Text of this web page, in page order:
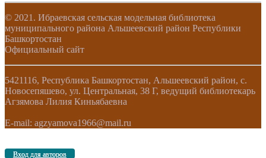
© 2021. Ибраевская сельская модельная библиотека
муниципального района Альшеевский район Республики
Башкортостан
Официальный сайт
5421116, Республика Башкортостан, Альшеевский район, с.
Новосепяшево, ул. Центральная, 38 Г, ведущий библиотекарь
Агзямова Лилия Киньябаевна
E-mail: agzyamova1966@mail.ru
Вход для авторов